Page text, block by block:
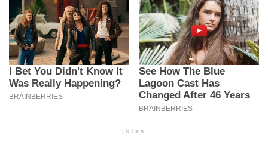
Iklan